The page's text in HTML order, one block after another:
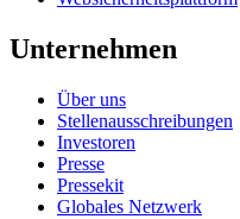
Unternehmen
Über uns
Stellenausschreibungen
Investoren
Presse
Pressekit
Globales Netzwerk